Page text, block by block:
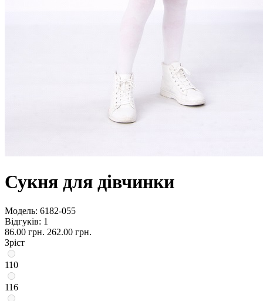
Сукня для дівчинки
Модель: 6182-055
Відгуків: 1
86.00 грн. 262.00 грн.
Зріст
110
116